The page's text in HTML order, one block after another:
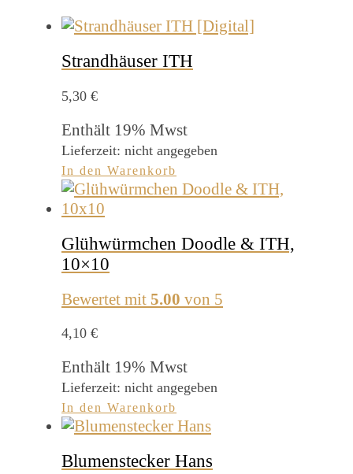
Strandhäuser ITH
5,30 €
Enthält 19% Mwst
Lieferzeit: nicht angegeben
In den Warenkorb
Glühwürmchen Doodle & ITH,
10×10
Bewertet mit 5.00 von 5
4,10 €
Enthält 19% Mwst
Lieferzeit: nicht angegeben
In den Warenkorb
Blumenstecker Hans